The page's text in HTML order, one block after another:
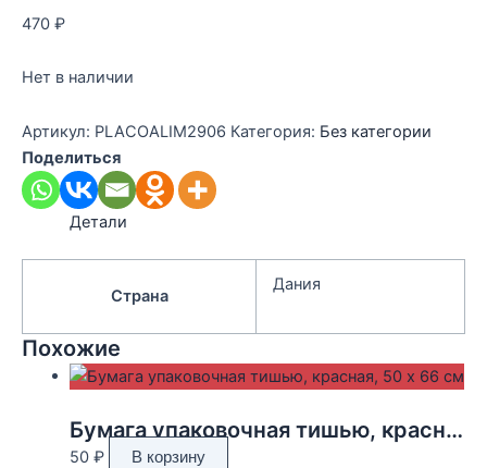
470 ₽
Нет в наличии
Артикул: PLACOALIM2906 Категория: Без категории
Поделиться
Детали
Страна
Дания
Похожие
Бумага упаковочная тишью, красная, 50 х 66 см
50 ₽ В корзину